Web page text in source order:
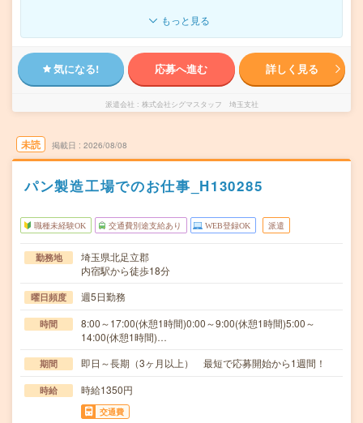
もっと見る
気になる! 応募へ進む 詳しく見る
派遣会社 株式会社シグマスタッフ 埼玉支社
未読 掲載日 2026/08/08
パン製造工場でのお仕事_H130285
職種未経験OK 交通費別途支給あり WEB登録OK 派遣
勤務地
埼玉県北足立郡
内宿駅から徒歩18分
曜日頻度 週5日勤務
時間
8:00～17:00(休憩1時間)0:00～9:00(休憩1時間)5:00～
14:00(休憩1時間)…
期間 即日～長期（3ヶ月以上） 最短で応募開始から1週間！
時給 時給1350円
交通費